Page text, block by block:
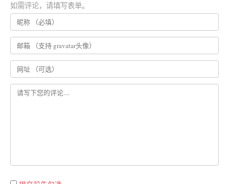
如需评论，请填写表单。